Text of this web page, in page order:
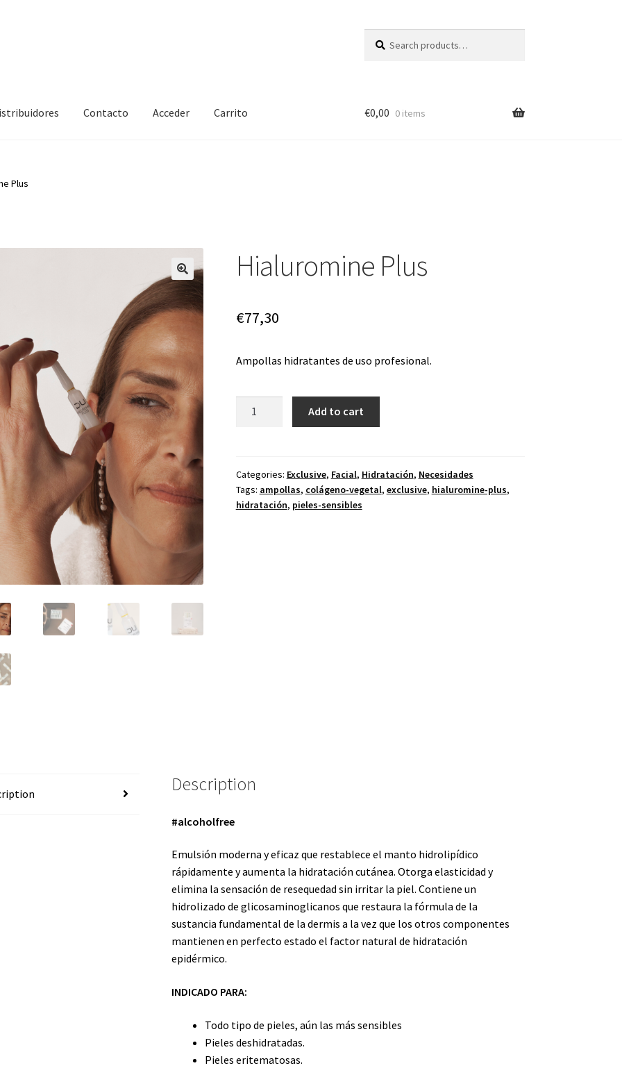
for:
Contacto Acceder Carrito €0,00 0 items
Plus
🔍
Hialuromine Plus
€77,30
Ampollas hidratantes de uso profesional.
Add to cart
Categories: Exclusive, Facial, Hidratación, Necesidades
Tags: ampollas, colágeno-vegetal, exclusive, hialuromine-plus,
hidratación, pieles-sensibles
Description
#alcoholfree
Emulsión moderna y eficaz que restablece el manto hidrolipídico
rápidamente y aumenta la hidratación cutánea. Otorga elasticidad y
elimina la sensación de resequedad sin irritar la piel. Contiene un
hidrolizado de glicosaminoglicanos que restaura la fórmula de la
sustancia fundamental de la dermis a la vez que los otros componentes
mantienen en perfecto estado el factor natural de hidratación
epidérmico.
INDICADO PARA:
Todo tipo de pieles, aún las más sensibles
Pieles deshidratadas.
Pieles eritematosas.